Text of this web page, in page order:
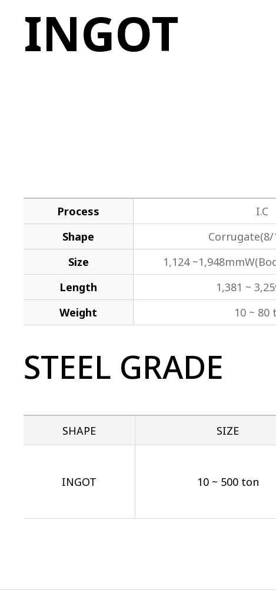
INGOT
Process
I.C
Shape
Corrugate(8/
Size
1,124
Length
1,381 ~
Weight
10 ~ 80
STEEL GRADE
SHAPE SIZE
INGOT 10 ~ 500 ton